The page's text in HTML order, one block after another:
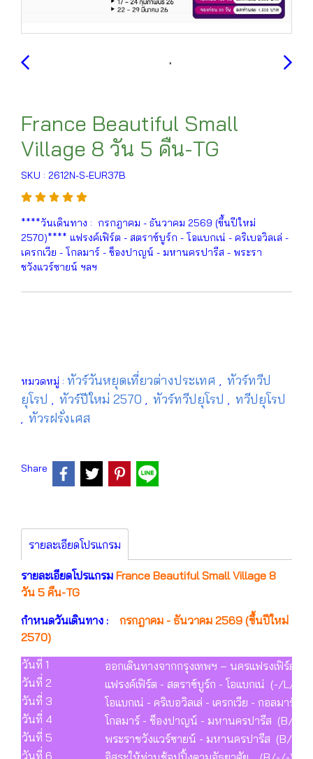
France Beautiful Small
Village 8 วัน 5 คืน-TG
SKU : 2612N-S-EUR37B
****วันเดินทาง : กรกฎาคม - ธันวาคม 2569 (ขึ้นปีใหม่
2570)**** แฟรงค์เฟิร์ต - สตราซ์บูร์ก - โอแบกเน่ - คริเบอวิลเล่ -
เครกเวีย - โกลมาร์ - ช็องปาญน์ - มหานครปารีส - พระรา
ชวังแวร์ซายน์ ฯลฯ
หมวดหมู่ : ทัวร์วันหยุดเที่ยวต่างประเทศ , ทัวร์ทวีป
ยุโรป , ทัวร์ปีใหม่ 2570 , ทัวร์ทวีปยุโรป , ทวีปยุโรป
, ทัวรฝรั่งเศส
Share
รายละเอียดโปรแกรม
รายละเอียดโปรแกรม France Beautiful Small Village 8
วัน 5 คืน-TG
กำหนดวันเดินทาง :
กรกฎาคม - ธันวาคม 2569 (ขึ้นปีใหม่
2570)
วันที่ 1
ออกเดินทางจากกรุงเทพฯ – นครแฟรงเฟิร์ต
วันที่ 2
แฟรงค์เฟิร์ต - สตราซ์บูร์ก - โอแบกเน่ (-/L/D)
วันที่ 3
โอแบกเน่ - คริเบอวิลเล่ - เครกเวีย - กอลมาร์
วันที่ 4
โกลมาร์ - ช็องปาญน์ - มหานครปารีส (B/L/
วันที่ 5
พระราชวังแวร์ซายน์ - มหานครปารีส (B/L/D)
วันที่ 6